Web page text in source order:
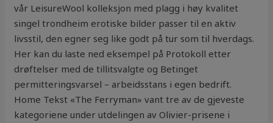
vår LeisureWool kolleksjon med plagg i høy kvalitet
singel trondheim erotiske bilder passer til en aktiv
livsstil, den egner seg like godt på tur som til hverdags.
Her kan du laste ned eksempel på Protokoll etter
drøftelser med de tillitsvalgte og Betinget
permitteringsvarsel – arbeidsstans i egen bedrift.
Home Tekst «The Ferryman» vant tre av de gjeveste
kategoriene under utdelingen av Olivier-prisene i